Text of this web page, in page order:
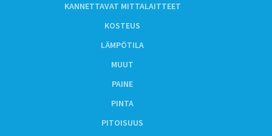
KANNETTAVAT MITTALAITTEET
KOSTEUS
LÄMPÖTILA
MUUT
PAINE
PINTA
PITOISUUS